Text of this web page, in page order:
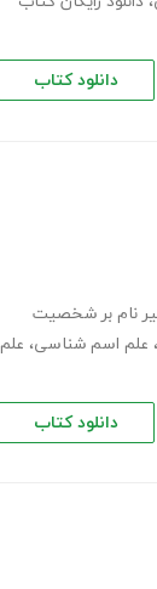
دانلود کتاب
نام بر شخصیت
، علم اسم شناسی، علم
دانلود کتاب